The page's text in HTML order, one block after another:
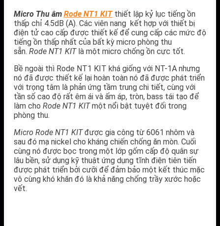
Micro Thu âm Rode NT1 KITthiết lập kỷ lục tiếng ồn
thấp chỉ 4.5dB (A). Các viên nang kết hợp với thiết bị
điện tử cao cấp được thiết kế để cung cấp các mức độ
tiếng ồn thấp nhất của bất kỳ micro phòng thu
sẵn. Rode NT1 KITlà một micro chống ồn cực tốt.
Bề ngoài thì Rode NT1 KIT khá giống với NT-1A nhưng
nó đã được thiết kế lại hoàn toàn nó đã được phát triển
với trọng tâm là phản ứng tầm trung chi tiết, cùng với
tần số cao độ rất êm ái và ấm áp, tròn, bass tái tạo để
làm cho Rode NT1 KITmột nổi bật tuyệt đối trong
phòng thu.
Micro Rode NT1 KITđược gia công từ 6061 nhôm và
sau đó mạ nickel cho kháng chiến chống ăn mòn. Cuối
cùng nó được bọc trong một lớp gốm cấp độ quân sự
lâu bền, sử dụng kỹ thuật ứng dụng tĩnh điện tiên tiến
được phát triển bởi cưỡi để đảm bảo một kết thúc mặc
vô cùng khó khăn đó là khả năng chống trầy xước hoặc
vết.